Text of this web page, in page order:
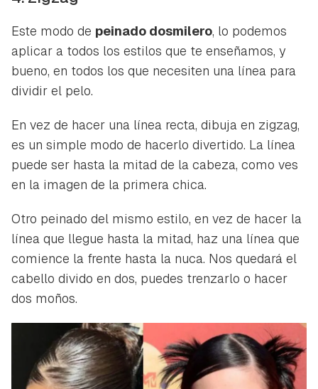
Este modo de peinado dosmilero, lo podemos
aplicar a todos los estilos que te enseñamos, y
bueno, en todos los que necesiten una línea para
dividir el pelo.
En vez de hacer una línea recta, dibuja en zigzag,
es un simple modo de hacerlo divertido. La línea
puede ser hasta la mitad de la cabeza, como ves
en la imagen de la primera chica.
Otro peinado del mismo estilo, en vez de hacer la
línea que llegue hasta la mitad, haz una línea que
comience la frente hasta la nuca. Nos quedará el
cabello divido en dos, puedes trenzarlo o hacer
dos moños.